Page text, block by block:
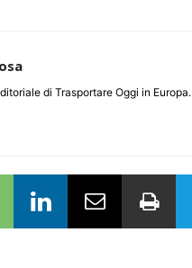
di Trasportare Oggi in Europa.